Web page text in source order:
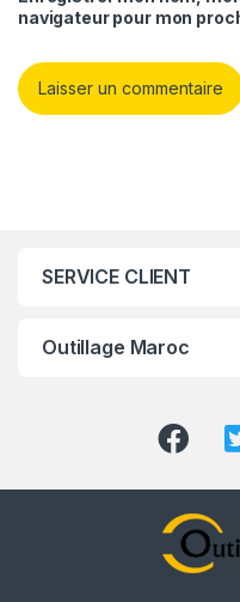
navigateur pour mon
SERVICE CLIENT
Outillage Maroc